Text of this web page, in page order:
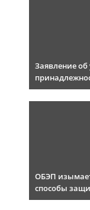
Заявление
ОБЭП
способы